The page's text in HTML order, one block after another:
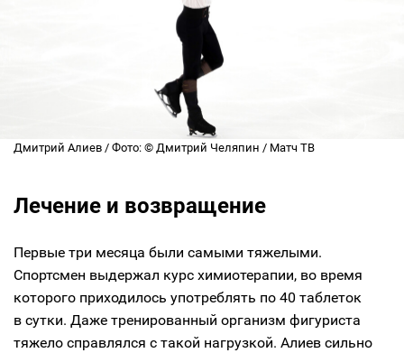
Дмитрий Алиев / Фото: © Дмитрий Челяпин / Матч ТВ
Лечение и возвращение
Первые три месяца были самыми тяжелыми.
Спортсмен выдержал курс химиотерапии, во время
которого приходилось употреблять по 40 таблеток
в сутки. Даже тренированный организм фигуриста
тяжело справлялся с такой нагрузкой. Алиев сильно